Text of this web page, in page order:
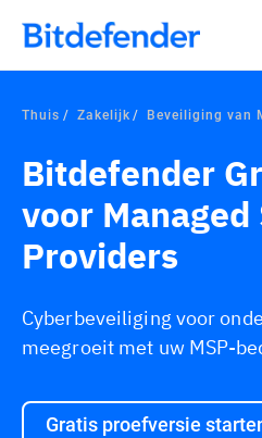
Thuis Zakelijk Beveiliging van
Bitdefender
voor Managed
Providers
Cyberbeveiliging voor
meegroeit met uw MSP-
Gratis proefversie